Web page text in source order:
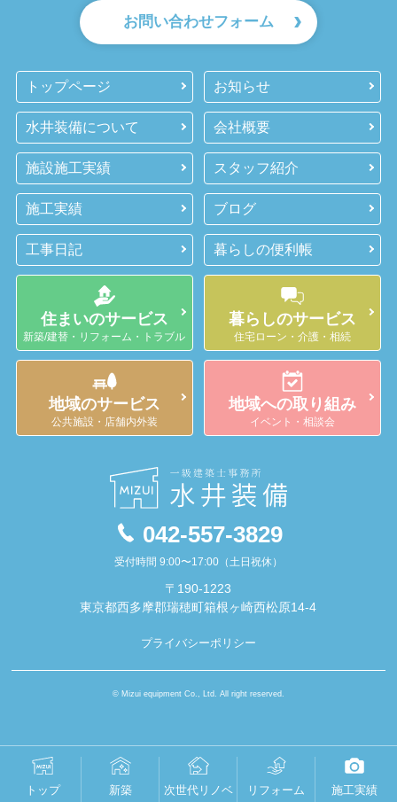
トップ 新築 次世代リノベ リフォーム 施工実績
お問い合わせフォーム
042-557-3829
受付時間 9:00〜17:00（土日祝休）
〒190-1223
東京都西多摩郡瑞穂町箱根ヶ崎西松原14-4
トップページ お知らせ
水井装備について 会社概要
施設施工実績 スタッフ紹介
施工実績 ブログ
工事日記 暮らしの便利帳
住まいのサービス
新築/建替・リフォーム・トラブル
暮らしのサービス
住宅ローン・介護・相続
地域のサービス
公共施設・店舗内外装
地域への取り組み
イベント・相談会
プライバシーポリシー
© Mizui equipment Co., Ltd. All right reserved.